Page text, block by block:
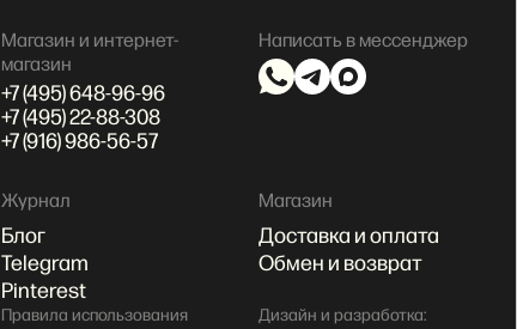
Магазин и интернет-
магазин
+7 (495) 648-96-96
+7 (495) 22-88-308
+7 (916) 986-56-57
Написать в мессенджер
Журнал
Блог
Telegram
Pinterest
Магазин
Доставка и оплата
Обмен и возврат
Правила использования
Дизайн и разработка: